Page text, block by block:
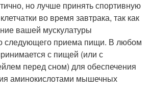
но лучше принять спортивную
во время завтрака, так как
вашей мускулатуры
следующего приема пищи. В любом
с пищей (или с
перед сном) для обеспечения
аминокислотами мышечных